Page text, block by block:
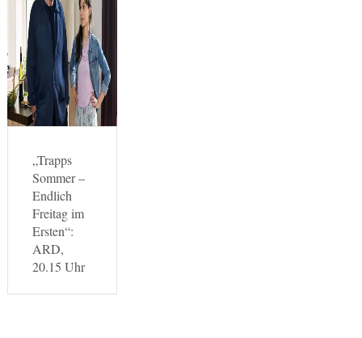
„Trapps
Sommer –
Endlich
Freitag im
Ersten“:
ARD,
20.15 Uhr